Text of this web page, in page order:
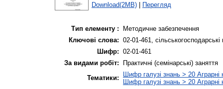
Download(2MB) | Перегляд
Тип елементу :
Методичне забезпечення
Ключові слова: 02-01-461,
Шифр: 02-01-461
За видами робіт:
Практичні (семінарські) заняття
Тематики:
Шифр галузі знань > 20 Аграрні
Шифр галузі знань > 20 Аграрні